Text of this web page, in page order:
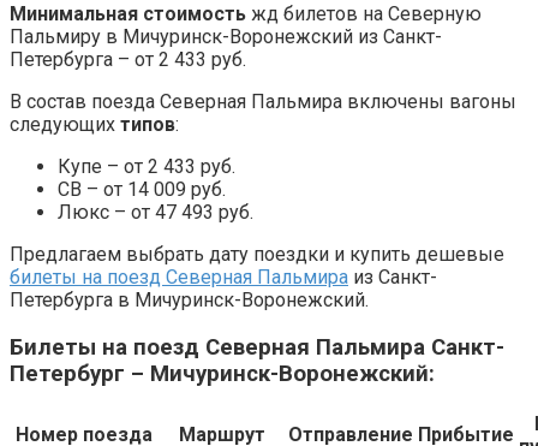
Минимальная стоимость жд билетов на Северную
Пальмиру в Мичуринск-Воронежский из Санкт-
Петербурга – от 2 433 руб.
В состав поезда Северная Пальмира включены вагоны
следующих типов:
Купе – от 2 433 руб.
СВ – от 14 009 руб.
Люкс – от 47 493 руб.
Предлагаем выбрать дату поездки и купить дешевые
билеты на поезд Северная Пальмира из Санкт-
Петербурга в Мичуринск-Воронежский.
Билеты на поезд Северная Пальмира Санкт-
Петербург – Мичуринск-Воронежский:
Номер поезда Маршрут Отправление Прибытие